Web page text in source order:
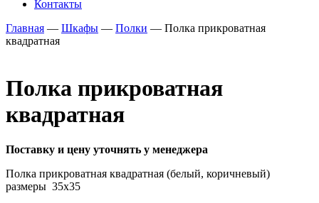
Контакты
Главная — Шкафы — Полки — Полка прикроватная
квадратная
Полка прикроватная
квадратная
Поставку и цену уточнять у менеджера
Полка прикроватная квадратная (белый, коричневый)
размеры 35х35